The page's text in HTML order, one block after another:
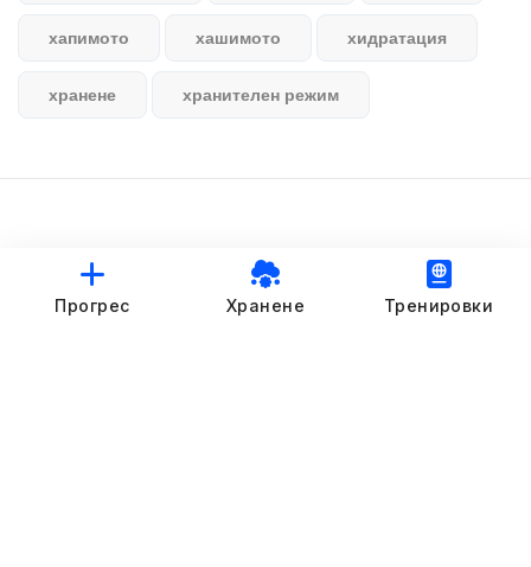
хапимото хашимото хидратация
хранене хранителен режим
© StankovFit Progress App | 2025
Прогрес Хранене Тренировки